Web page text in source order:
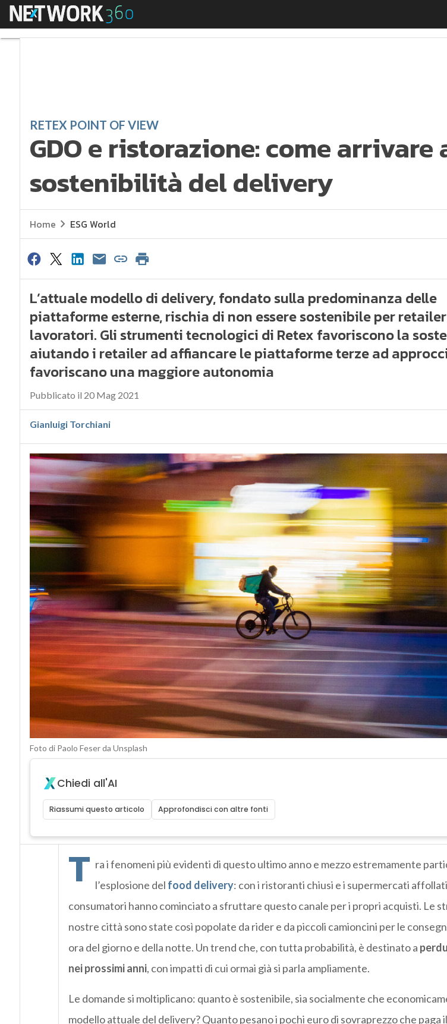
Menu
RETEX POINT OF VIEW
GDO e ristorazione: come arrivare
sostenibilità del delivery
Home ESG World
L’attuale modello di delivery, fondato sulla predominanza delle
piattaforme esterne, rischia di non essere sostenibile per
lavoratori. Gli strumenti tecnologici di Retex favoriscono la
aiutando i retailer ad affiancare le piattaforme terze ad
favoriscano una maggiore autonomia
Pubblicato il 20 Mag 2021
Gianluigi Torchiani
Foto di Paolo Feser da Unsplash
Chiedi all'AI
Riassumi questo articolo Approfondisci con altre fonti
T ra i fenomeni più evidenti di questo ultimo anno e mezzo estremamente
l’esplosione del food delivery: con i ristoranti chiusi e i supermercati
consumatori hanno cominciato a sfruttare questo canale per i propri acquisti. Le
nostre città sono state così popolate da rider e da piccoli camioncini per le
ora del giorno e della notte. Un trend che, con tutta probabilità, è destinato a
nei prossimi anni, con impatti di cui ormai già si parla ampliamente.
Le domande si moltiplicano: quanto è sostenibile, sia socialmente che
modello attuale del delivery? Quanto pesano i pochi euro di sovraprezzo che paga
D